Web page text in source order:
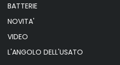
BATTERIE
NOVITA'
VIDEO
L'ANGOLO DELL'USATO